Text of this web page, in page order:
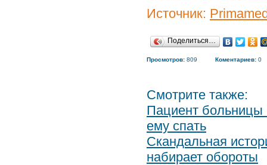
Источник:
Поделиться…
Просмотров: 809 Коментариев: 0
Смотрите также:
Пациент
ему спать
Скандальная
набирает обороты